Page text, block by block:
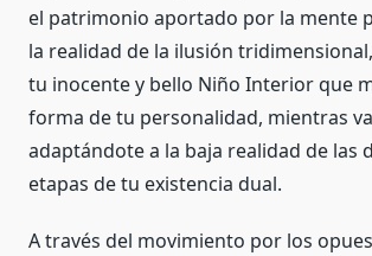
el patrimonio aportado por la mente
la realidad de la ilusión
tu inocente y bello Niño Interior que
forma de tu personalidad, mientras
adaptándote a la baja realidad de las
etapas de tu existencia dual.
A través del movimiento por los